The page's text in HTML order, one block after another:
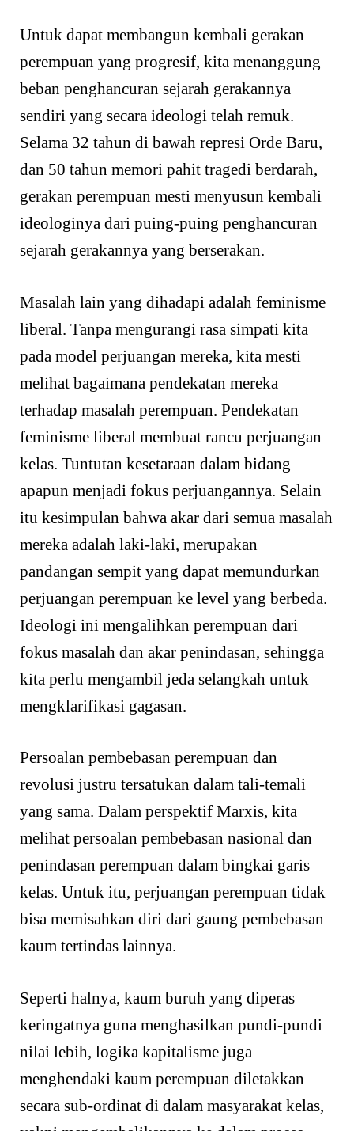
Untuk dapat membangun kembali gerakan
perempuan yang progresif, kita menanggung
beban penghancuran sejarah gerakannya
sendiri yang secara ideologi telah remuk.
Selama 32 tahun di bawah represi Orde Baru,
dan 50 tahun memori pahit tragedi berdarah,
gerakan perempuan mesti menyusun kembali
ideologinya dari puing-puing penghancuran
sejarah gerakannya yang berserakan.
Masalah lain yang dihadapi adalah feminisme
liberal. Tanpa mengurangi rasa simpati kita
pada model perjuangan mereka, kita mesti
melihat bagaimana pendekatan mereka
terhadap masalah perempuan. Pendekatan
feminisme liberal membuat rancu perjuangan
kelas. Tuntutan kesetaraan dalam bidang
apapun menjadi fokus perjuangannya. Selain
itu kesimpulan bahwa akar dari semua masalah
mereka adalah laki-laki, merupakan
pandangan sempit yang dapat memundurkan
perjuangan perempuan ke level yang berbeda.
Ideologi ini mengalihkan perempuan dari
fokus masalah dan akar penindasan, sehingga
kita perlu mengambil jeda selangkah untuk
mengklarifikasi gagasan.
Persoalan pembebasan perempuan dan
revolusi justru tersatukan dalam tali-temali
yang sama. Dalam perspektif Marxis, kita
melihat persoalan pembebasan nasional dan
penindasan perempuan dalam bingkai garis
kelas. Untuk itu, perjuangan perempuan tidak
bisa memisahkan diri dari gaung pembebasan
kaum tertindas lainnya.
Seperti halnya, kaum buruh yang diperas
keringatnya guna menghasilkan pundi-pundi
nilai lebih, logika kapitalisme juga
menghendaki kaum perempuan diletakkan
secara sub-ordinat di dalam masyarakat kelas,